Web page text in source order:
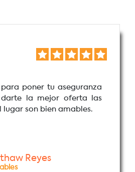
poner tu aseguranza
la mejor oferta las
lugar son bien amables.
Reyes